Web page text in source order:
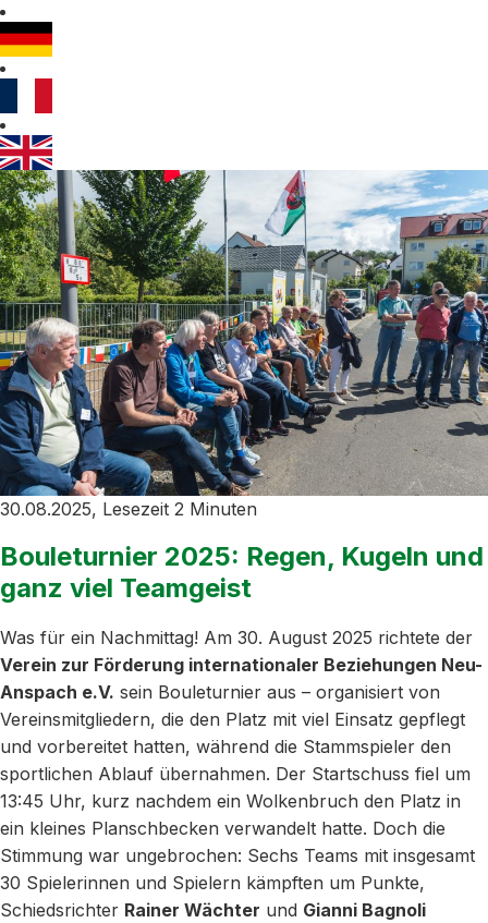
30.08.2025, Lesezeit 2 Minuten
Bouleturnier 2025: Regen, Kugeln und
ganz viel Teamgeist
Was für ein Nachmittag! Am 30. August 2025 richtete der
Verein zur Förderung internationaler Beziehungen Neu-
Anspach e.V. sein Bouleturnier aus – organisiert von
Vereinsmitgliedern, die den Platz mit viel Einsatz gepflegt
und vorbereitet hatten, während die Stammspieler den
sportlichen Ablauf übernahmen. Der Startschuss fiel um
13:45 Uhr, kurz nachdem ein Wolkenbruch den Platz in
ein kleines Planschbecken verwandelt hatte. Doch die
Stimmung war ungebrochen: Sechs Teams mit insgesamt
30 Spielerinnen und Spielern kämpften um Punkte,
Schiedsrichter Rainer Wächter und Gianni Bagnoli